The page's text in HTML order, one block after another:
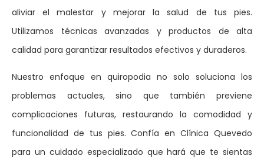
aliviar el malestar y mejorar la salud de tus pies.
Utilizamos técnicas avanzadas y productos de alta
calidad para garantizar resultados efectivos y duraderos.
Nuestro enfoque en quiropodia no solo soluciona los
problemas actuales, sino que también previene
complicaciones futuras, restaurando la comodidad y
funcionalidad de tus pies. Confía en Clínica Quevedo
para un cuidado especializado que hará que te sientas